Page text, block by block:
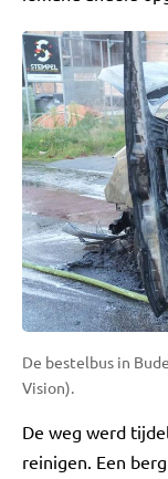
De bestelbus in
Vision).
De weg werd
reinigen. Een